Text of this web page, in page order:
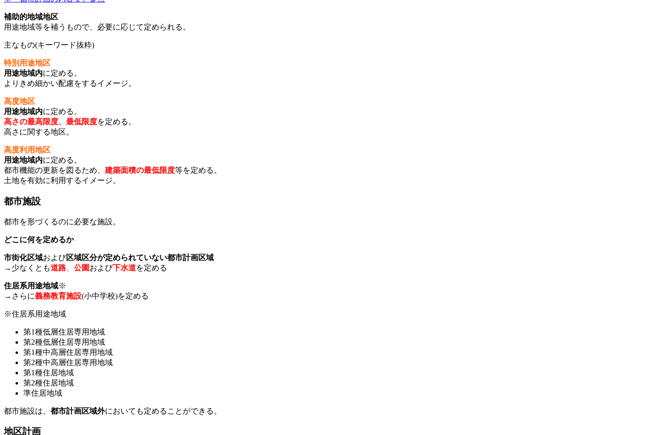
補助的地域地区
用途地域等を補うもので、必要に応じて定められる。
主なもの(キーワード抜粋)
特別用途地区
用途地域内に定める。
よりきめ細かい配慮をするイメージ。
高度地区
用途地域内に定める。
高さの最高限度、最低限度を定める。
高さに関する地区。
高度利用地区
用途地域内に定める。
都市機能の更新を図るため、 建築面積の最低限度等を定める。
土地を有効に利用するイメージ。
都市施設
都市を形づくるのに必要な施設。
どこに何を定めるか
市街化区域および区域区分が定められていない都市計画区域
→少なくとも道路 公園および下水道を定める
住居系用途地域※
→さらに義務教育施設(小中学校)を定める
※住居系用途地域
第1種低層住居専用地域
第2種低層住居専用地域
第1種中高層住居専用地域
第2種中高層住居専用地域
第1種住居地域
第2種住居地域
準住居地域
都市施設は、 都市計画区域外においても定めることができる。
地区計画